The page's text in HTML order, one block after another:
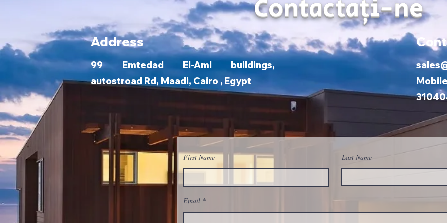
Contactaţi-ne
Address
99 Emtedad El-Aml buildings,
autostroad Rd, Maadi, Cairo , Egypt
First Name Last Name
Email